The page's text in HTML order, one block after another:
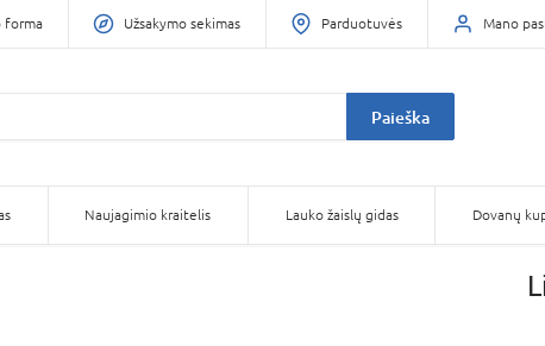
forma Užsakymo sekimas Parduotuvės Mano
Paieška
Naujagimio kraitelis Lauko žaislų gidas Dovanų